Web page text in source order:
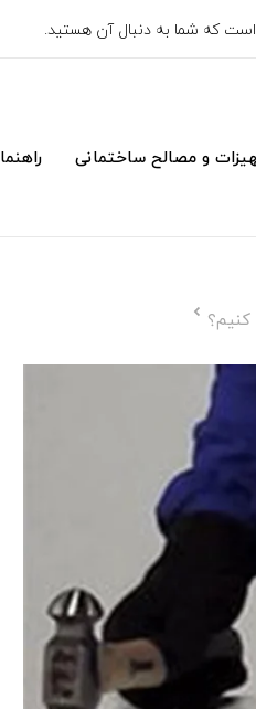
است که شما به دنبال آن هستید.
و مصالح ساختمانی راهنما